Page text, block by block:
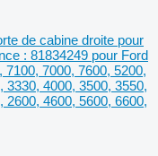
de cabine droite pour
: 81834249 pour Ford
7100, 7000, 7600, 5200,
3330, 4000, 3500, 3550,
2600, 4600, 5600, 6600,